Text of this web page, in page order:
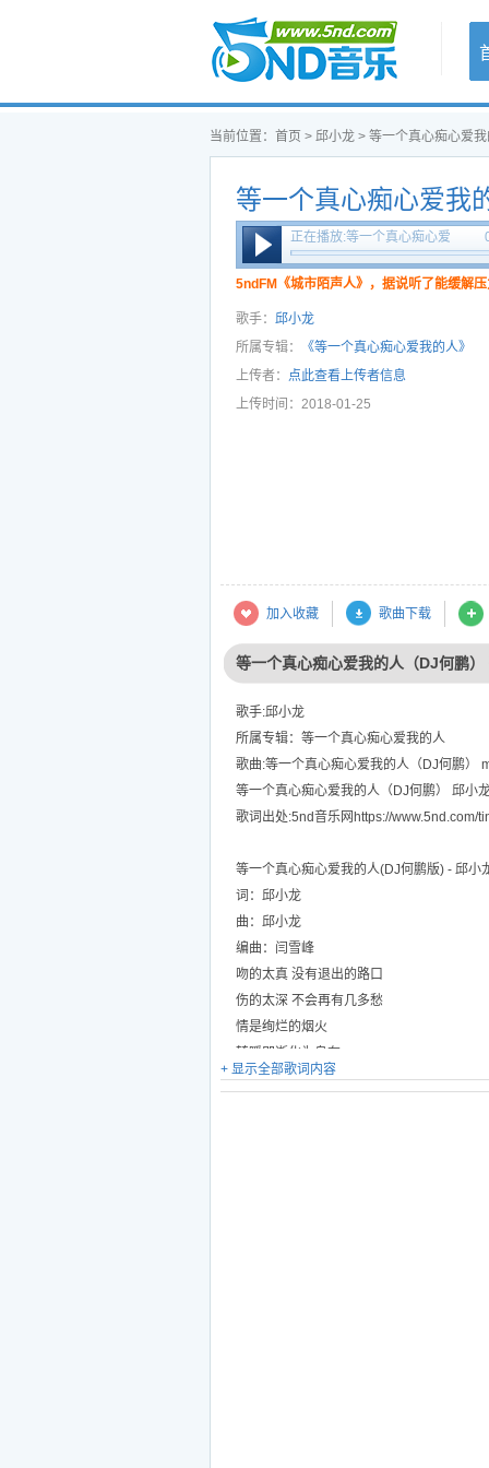
首页
当前位置： 首页 > 邱小龙 > 等一个真心痴心爱
等一个真心痴心爱我
鹏）正在播放:等一个真心痴心爱
我的人（DJ何鹏）
5ndFM《城市陌声人》，据说听了能缓解压
歌手： 邱小龙
所属专辑：
《等一个真心痴心爱我的人》
上传者： 点此查看上传者信息
上传时间：2018-01-25
加入收藏 歌曲下载
等一个真心痴心爱我的人（DJ何鹏）
歌手:邱小龙
所属专辑：等一个真心痴心爱我的人
歌曲:等一个真心痴心爱我的人（DJ何鹏）
等一个真心痴心爱我的人（DJ何鹏） 邱小
歌词出处:5nd音乐网https://www.5nd.com/
等一个真心痴心爱我的人(DJ何鹏版) - 邱小
词：邱小龙
曲：邱小龙
编曲：闫雪峰
吻的太真 没有退出的路口
伤的太深 不会再有几多愁
情是绚烂的烟火
转瞬即逝化为乌有
爱是不变的承诺
+ 显示全部歌词内容